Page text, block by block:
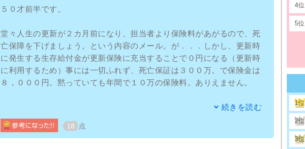
金銭的な面に関しての心の負担は軽くなると考えられます。どの分野に
に該当するか分からずバラバラにかけるより安心はできます。
ただ、やはり保険料は割高。
割高でもいいが、その中に含まれてるサービス料で、もう少し営業職員
５０才前半です。
堂々人生の更新が２カ月前になり、担当者より保険料があがるので、死
亡保障を下げましょう。という内容のメール。が．．．しかし、更新時
に発生する生存給付金が更新保険に充当することで０円になる（更新時
に利用するため）事には一切ふれず、死亡保証は３００万。で保険金は
８，０００円。黙っていても年間で１０万の保険料。ありえません。
第一生命の保険を道外（県外）の支店で加入すると、住所地の支店では
フォローがちゃんとされない事が発覚。住んでいるところの担当に保険
の管理を変更して（担当替え）くださいと言ってもスルーされます。
続きを読む
18 点
4位
5位
1位
2位
3位